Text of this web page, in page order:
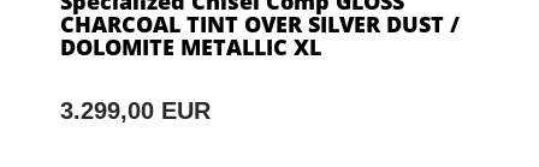
CHARCOAL TINT OVER SILVER DUST /
DOLOMITE METALLIC XL
3.299,00 EUR